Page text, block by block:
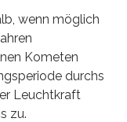
wenn möglich
Kometen
durchs
Leuchtkraft
zu.